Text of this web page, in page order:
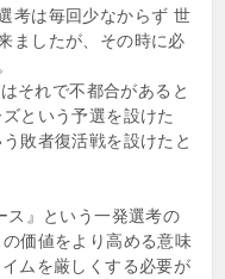
考は毎回少なからず 世
ましたが、その時に必
それで不都合があると
という予選を設けた
敗者復活戦を設けたと
ス』という一発選考の
価値をより高める意味
ムを厳しくする必要が